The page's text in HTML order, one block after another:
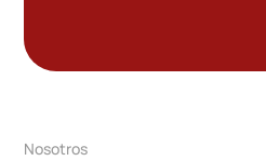
Nosotros